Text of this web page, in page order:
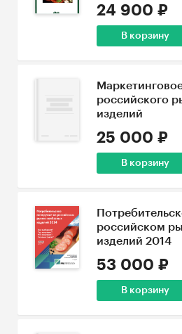
24 900 ₽
В корзину
российского
изделий
25 000 ₽
В корзину
российском
изделий 2014
53 000 ₽
В корзину